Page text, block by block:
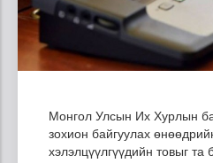
Монгол Улсын Их Хурлын
зохион байгуулах
хэлэлцүүлгүүдийн товыг та